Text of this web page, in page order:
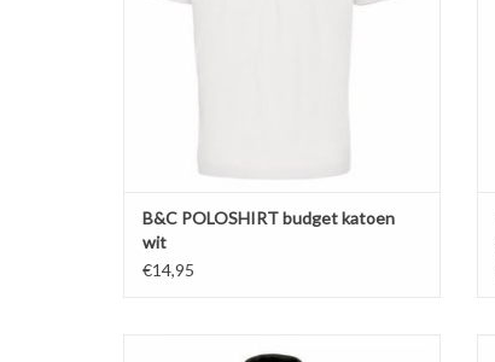
B&C POLOSHIRT budget katoen
wit
€14,95